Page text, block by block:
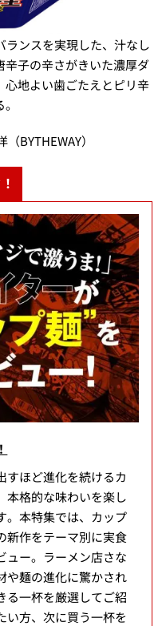
ランスを実現した、汁なし
子の辛さがきいた濃厚ダ
心地よい歯ごたえとピリ辛
BYTHEWAY）
すほど進化を続けるカ
本格的な味わいを楽し
。本特集では、カップ
新作をテーマ別に実食
ュー。ラーメン店さな
や麺の進化に驚かされ
る一杯を厳選してご紹
い方、次に買う一杯を